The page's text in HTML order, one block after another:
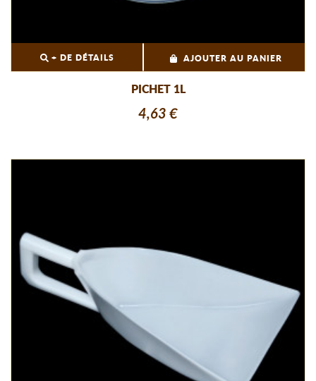
+ DE DÉTAILS AJOUTER AU PANIER
PICHET 1L
4,63 €